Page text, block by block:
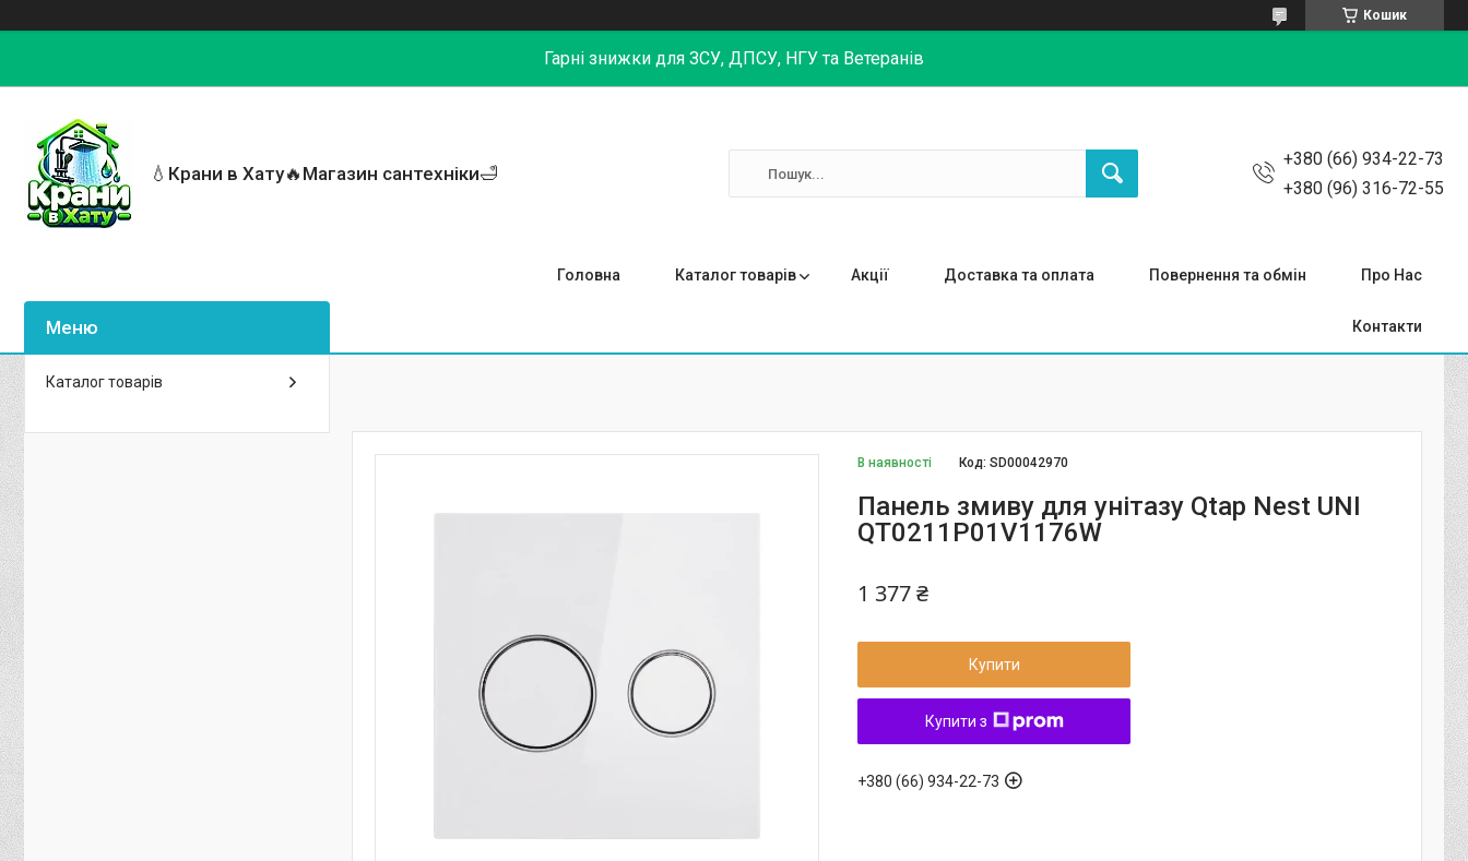
Кошик
Гарні знижки для ЗСУ, ДПСУ, НГУ та Ветеранів
💧Крани в Хату🔥Магазин сантехніки🛁
+380 (66) 934-22-73
+380 (96) 316-72-55
Головна Каталог товарів Акції Доставка та оплата Повернення та обмін Про Нас
Контакти
В наявності Код:SD00042970
Панель змиву для унітазу Qtap Nest UNI
QT0211P01V1176W
1 377 ₴
Купити
Купити з
+380 (66) 934-22-73
Каталог товарів